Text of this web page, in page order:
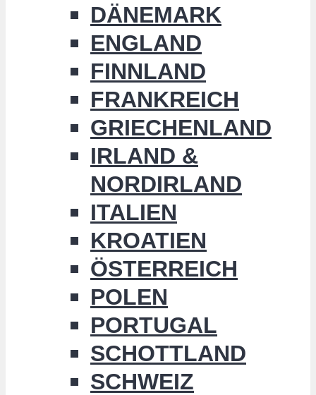
DÄNEMARK
ENGLAND
FINNLAND
FRANKREICH
GRIECHENLAND
IRLAND &
NORDIRLAND
ITALIEN
KROATIEN
ÖSTERREICH
POLEN
PORTUGAL
SCHOTTLAND
SCHWEIZ